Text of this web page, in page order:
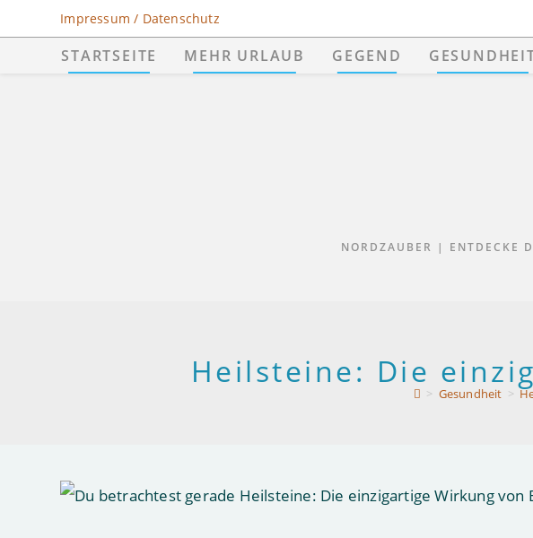
Inhalt
Impressum / Datenschutz
STARTSEITE MEHR URLAUB GEGEND
NORDZAUBER | ENTDECKE
Heilsteine: Die
> Gesundheit >